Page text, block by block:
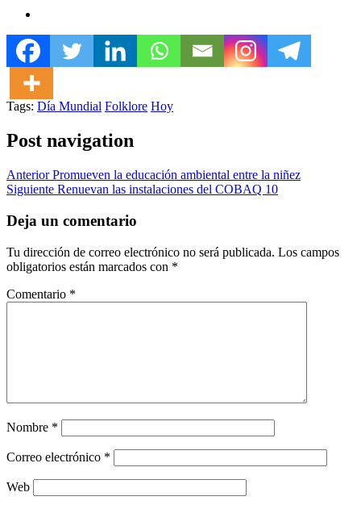
Tags: Día Mundial Folklore Hoy
Post navigation
AnteriorPromueven la educación ambiental entre la niñez
Siguiente Renuevan las instalaciones del COBAQ 10
Deja un comentario
Tu dirección de correo electrónico no será publicada. Los campos
obligatorios están marcados con *
Comentario *
Nombre *
Correo electrónico *
Web